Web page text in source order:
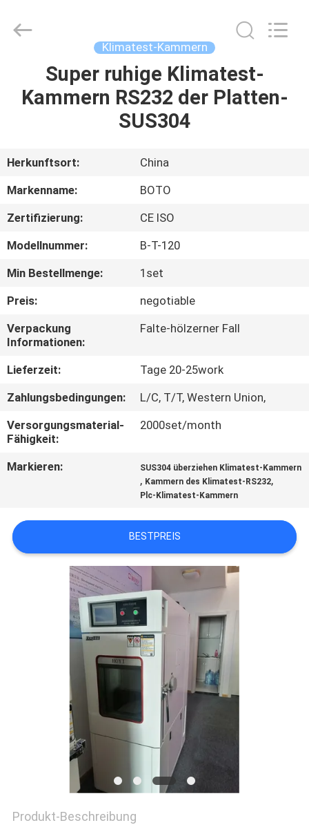
HAUS
ÜBER
UNS
FABRIK-
AUSFLUG
QUALITÄTSKONTROLLE
TRETEN
SIE
MIT
IN
VERBINDUNG
SIE EIN
ZITAT
SITEMAP
DATENSCHUTZRICHTLINIE
Klimatest-Kammern
Super ruhige Klimatest-
Kammern RS232 der Platten-
SUS304
Herkunftsort:
China
Markenname:
BOTO
Zertifizierung:
CE ISO
Modellnummer:
B-T-120
Min Bestellmenge:
1set
Preis:
negotiable
Verpackung
Informationen:
Falte-hölzerner Fall
Lieferzeit:
Tage 20-25work
Zahlungsbedingungen:
L/C, T/T, Western Union,
Versorgungsmaterial-
Fähigkeit:
2000set/month
Markieren: SUS304 überziehen Klimatest-Kammern
, Kammern des Klimatest-RS232,
Plc-Klimatest-Kammern
BESTPREIS
Produkt-Beschreibung